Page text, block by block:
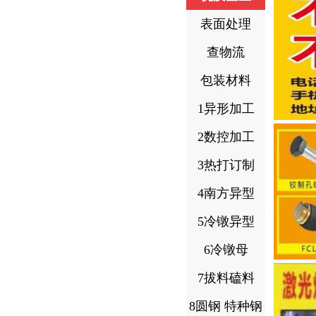
表面处理
查物流
包装材料
1异形加工
2数控加工
3热打订制
4南方异型
5冷镦异型
6冷镦母
7拔料磕料
8圆钢 特种钢